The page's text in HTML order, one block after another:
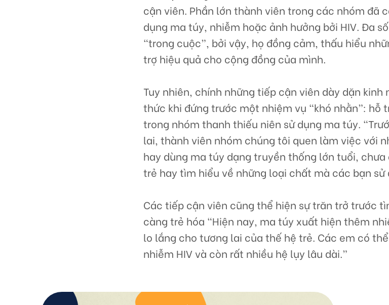
cận viên. Phần lớn thành viên trong các nhóm đã
dụng ma túy, nhiễm hoặc ảnh hưởng bởi HIV. Đa
“trong cuộc”, bởi vậy, họ đồng cảm, thấu hiểu
trợ hiệu quả cho cộng đồng của mình.
Tuy nhiên, chính những tiếp cận viên dày dặn
thức khi đứng trước một nhiệm vụ “khó nhằn”: hỗ
trong nhóm thanh thiếu niên sử dụng ma túy.
lai, thành viên nhóm chúng tôi quen làm việc với
hay dùng ma túy dạng truyền thống lớn tuổi,
trẻ hay tìm hiểu về những loại chất mà các bạn sử
Các tiếp cận viên cũng thể hiện sự trăn trở trước
càng trẻ hóa “Hiện nay, ma túy xuất hiện thêm
lo lắng cho tương lai của thế hệ trẻ. Các em có
nhiễm HIV và còn rất nhiều hệ lụy lâu dài.”